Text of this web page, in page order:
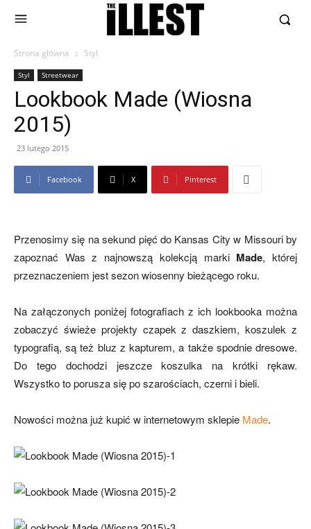
Strona główna Styl
Styl Streetwear
Lookbook Made (Wiosna
2015)
23 lutego 2015
Facebook X Pinterest
Przenosimy się na sekund pięć do Kansas City w Missouri by
zapoznać Was z najnowszą kolekcją marki Made, której
przeznaczeniem jest sezon wiosenny bieżącego roku.
Na załączonych poniżej fotografiach z ich lookbooka można
zobaczyć świeże projekty czapek z daszkiem, koszulek z
typografią, są też bluz z kapturem, a także spodnie dresowe.
Do tego dochodzi jeszcze koszulka na krótki rękaw.
Wszystko to porusza się po szarościach, czerni i bieli.
Nowości można już kupić w internetowym sklepie Made.